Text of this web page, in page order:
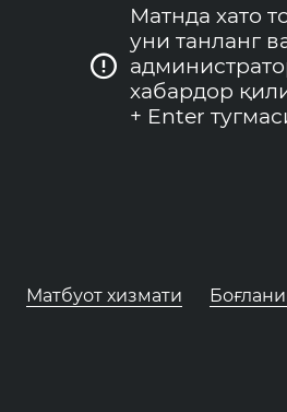
Матнда хато
уни танланг
хабардор
+ Enter
Матбуот хизмати